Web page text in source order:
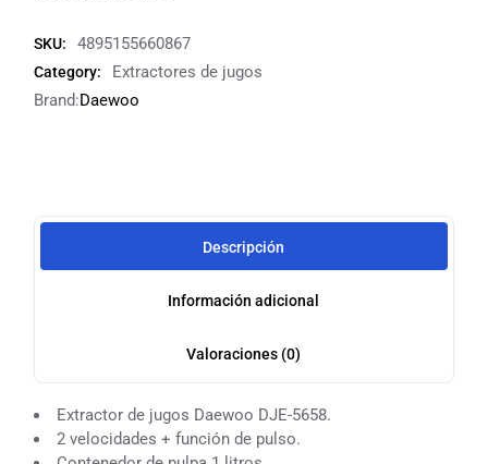
SKU: 4895155660867
Category:
Extractores de jugos
Brand:Daewoo
Descripción
Información adicional
Valoraciones (0)
Extractor de jugos Daewoo DJE-5658.
2 velocidades + función de pulso.